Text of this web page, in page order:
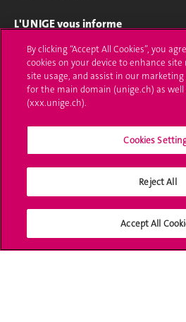
L'UNIGE vous informe
UNIGE Mobile
Médias
Offres d'emploi
Calendrier académique
Médias sociaux UNIGE
By clicking “Accept All Cookies”, you
cookies on your device to enhance
site usage, and assist in our marketing
for the main domain (unige.ch) as
(xxx.unige.ch).
Cookies
Reject All
Accept All